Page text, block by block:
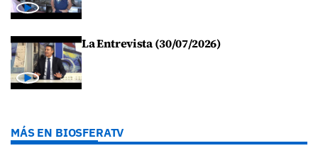
La Entrevista (30/07/2026)
MÁS EN BIOSFERATV